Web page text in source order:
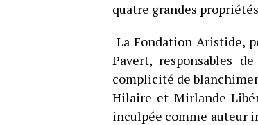
quatre grandes
La Fondation Aristide,
Pavert, responsables
complicité de
Hilaire et Mirlande
inculpée comme auteur